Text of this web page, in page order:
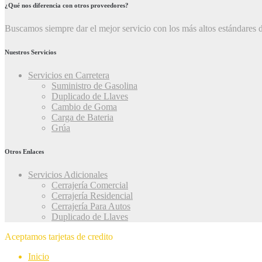
¿Qué nos diferencia con otros proveedores?
Buscamos siempre dar el mejor servicio con los más altos estándares
Nuestros Servicios
Servicios en Carretera
Suministro de Gasolina
Duplicado de Llaves
Cambio de Goma
Carga de Bateria
Grúa
Otros Enlaces
Servicios Adicionales
Cerrajería Comercial
Cerrajería Residencial
Cerrajería Para Autos
Duplicado de Llaves
Aceptamos tarjetas de credito
Inicio